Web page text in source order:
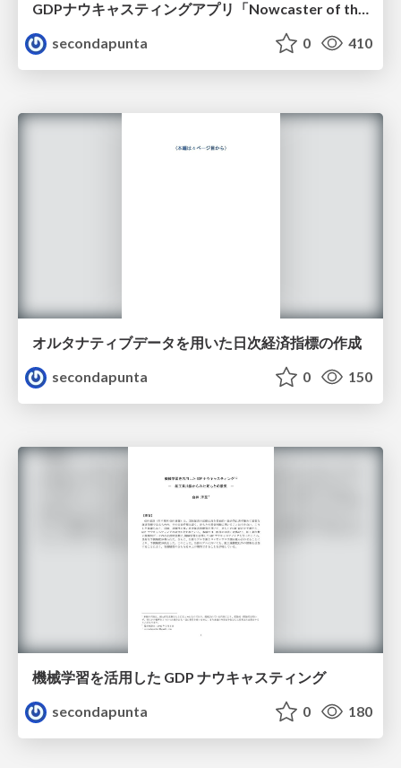
GDPナウキャスティングアプリ「Nowcaster of the seven keys」をリリースしました
secondapunta
0 410
オルタナティブデータを用いた日次経済指標の作成
secondapunta
0 150
機械学習を活用した GDP ナウキャスティング
secondapunta
0 180